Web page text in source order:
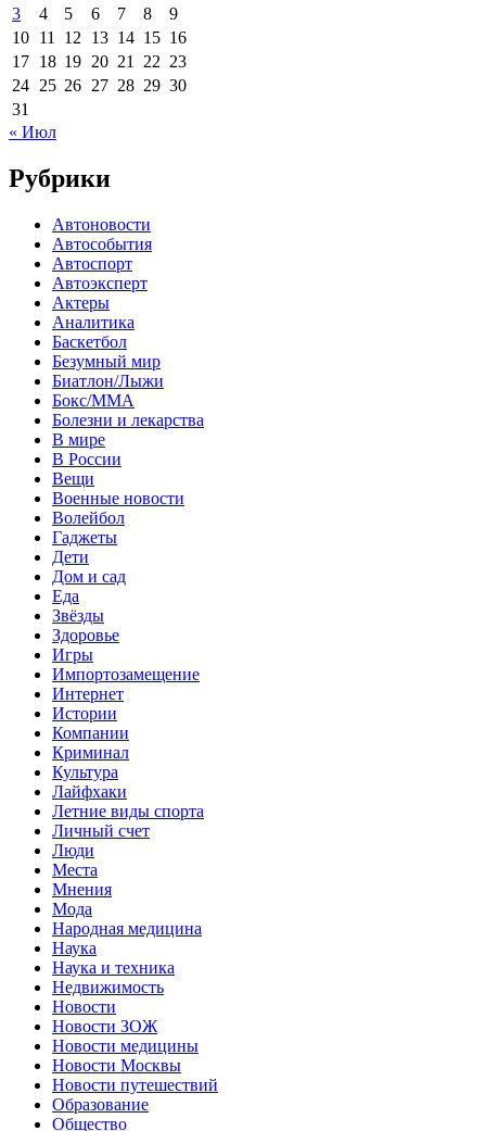
3
4 5 6 7 8
9
10 11 12 13 14 15 16
17 18 19 20 21 22 23
24 25 26 27 28 29 30
31
« Июл
Рубрики
Автоновости
Автособытия
Автоспорт
Автоэксперт
Актеры
Аналитика
Баскетбол
Безумный мир
Биатлон/Лыжи
Бокс/MMA
Болезни и лекарства
В мире
В России
Вещи
Военные новости
Волейбол
Гаджеты
Дети
Дом и сад
Еда
Звёзды
Здоровье
Игры
Импортозамещение
Интернет
Истории
Компании
Криминал
Культура
Лайфхаки
Летние виды спорта
Личный счет
Люди
Места
Мнения
Мода
Народная медицина
Наука
Наука и техника
Недвижимость
Новости
Новости ЗОЖ
Новости медицины
Новости Москвы
Новости путешествий
Образование
Общество